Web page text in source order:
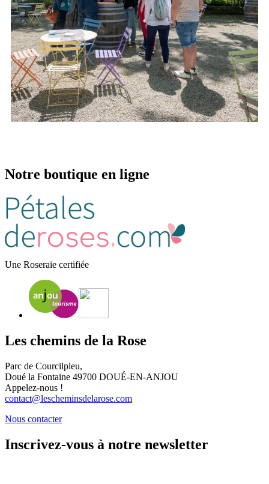
Notre boutique en ligne
Une Roseraie certifiée
Les chemins de la Rose
Parc de Courcilpleu,
Doué la Fontaine 49700 DOUÉ-EN-ANJOU
Appelez-nous !
contact@lescheminsdelarose.com
Nous contacter
Inscrivez-vous à notre newsletter